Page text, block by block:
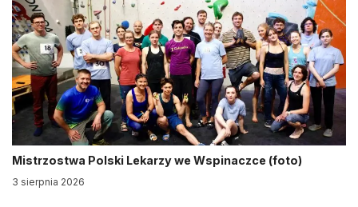
Mistrzostwa Polski Lekarzy we Wspinaczce (foto)
3 sierpnia 2026